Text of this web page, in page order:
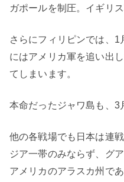
ガポールを制圧。イギリ
さらにフィリピンでは、1
にはアメリカ軍を追い出
てしまいます。
本命だったジャワ島も、3
他の各戦場でも日本は連
ジア一帯のみならず、グ
アメリカのアラスカ州で